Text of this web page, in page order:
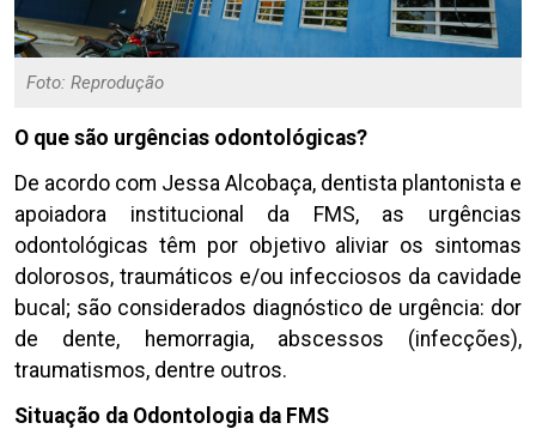
Foto: Reprodução
O que são urgências odontológicas?
De acordo com Jessa Alcobaça, dentista plantonista e
apoiadora institucional da FMS, as urgências
odontológicas têm por objetivo aliviar os sintomas
dolorosos, traumáticos e/ou infecciosos da cavidade
bucal; são considerados diagnóstico de urgência: dor
de dente, hemorragia, abscessos (infecções),
traumatismos, dentre outros.
Situação da Odontologia da FMS